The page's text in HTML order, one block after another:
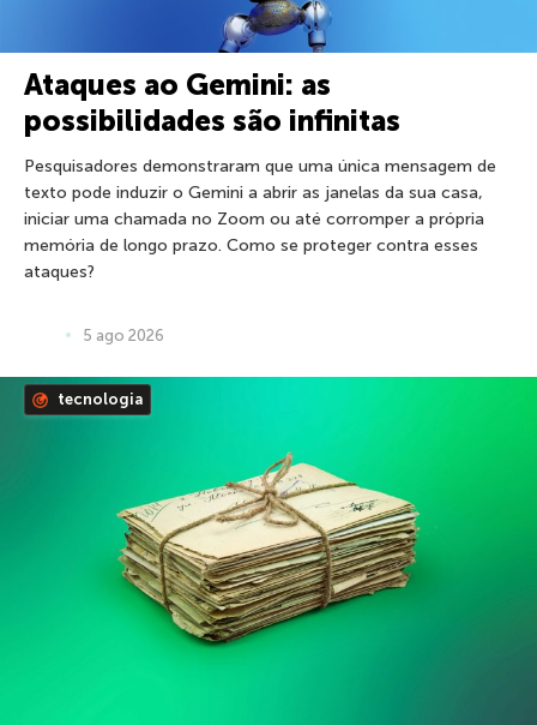
Ataques ao Gemini: as
possibilidades são infinitas
Pesquisadores demonstraram que uma única mensagem de
texto pode induzir o Gemini a abrir as janelas da sua casa,
iniciar uma chamada no Zoom ou até corromper a própria
memória de longo prazo. Como se proteger contra esses
ataques?
5 ago 2026
tecnologia